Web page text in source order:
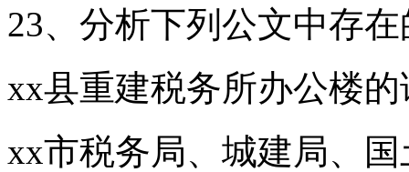
23、分析下列公文中存
xx县重建税务所办公楼
xx市税务局、城建局、